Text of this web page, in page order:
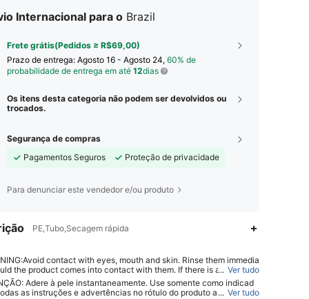
Internacional para o Brazil
Frete grátis(Pedidos ≥ R$69,00)
Prazo de entrega: Agosto 16 - Agosto 24, 60% de
probabilidade de entrega em até 12dias
Os itens desta categoria não podem ser devolvidos ou
trocados.
Segurança de compras
Pagamentos Seguros
Proteção de privacidade
Para denunciar este vendedor e/ou produto
PE,Tubo,Secagem rápida
contact with eyes, mouth and skin. Rinse them immedia
the product comes into contact with them. If there is any incide
the poison center immediately
... Ver tudo
Adere à pele instantaneamente. Use somente como indicad
as instruções e advertências no rótulo do produto antes de us
... Ver tudo
4,92 126 2.6K